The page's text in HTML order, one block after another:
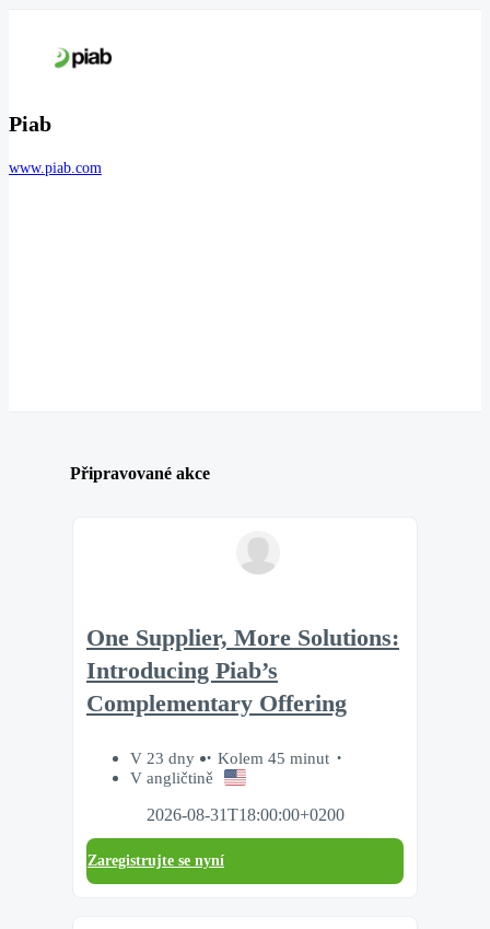
Piab
www.piab.com
Připravované akce
One Supplier, More Solutions:
Introducing Piab’s
Complementary Offering
V 23 dny
Kolem 45 minut
V angličtině
2026-08-31T18:00:00+0200
Zaregistrujte se nyní